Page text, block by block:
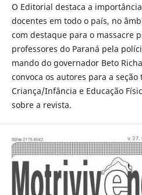
O Editorial destaca a
docentes em todo o país, no
com destaque para o massacre
professores do Paraná pela
mando do governador Beto
convoca os autores para a
Criança/Infância e Educação
sobre a revista.